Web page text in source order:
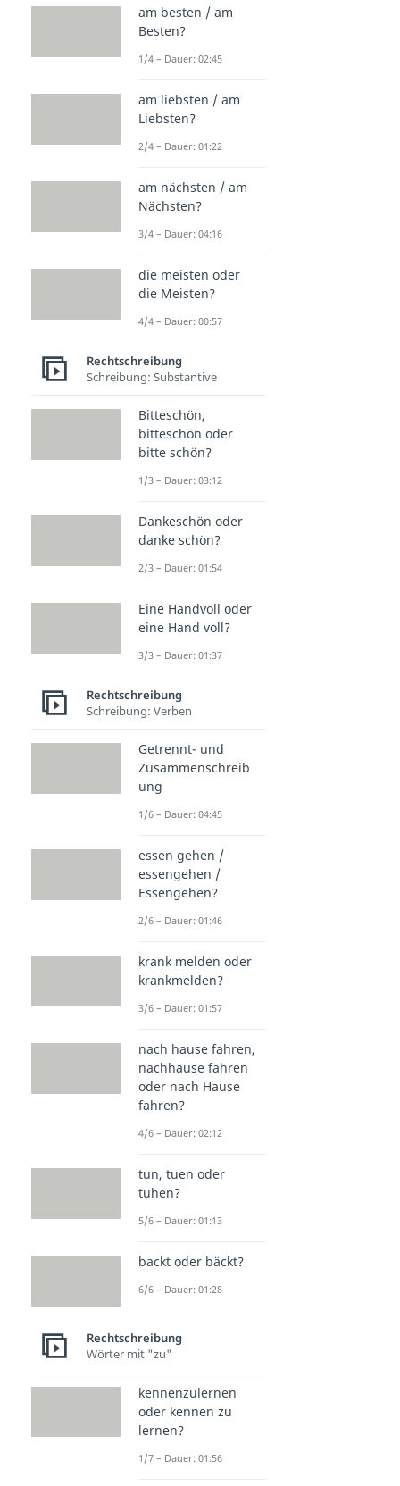
am besten / am
Besten?
1/4 – Dauer: 02:45
am liebsten / am
Liebsten?
2/4 – Dauer: 01:22
am nächsten / am
Nächsten?
3/4 – Dauer: 04:16
die meisten oder
die Meisten?
4/4 – Dauer: 00:57
Rechtschreibung
Schreibung: Substantive
Bitteschön,
bitteschön oder
bitte schön?
1/3 – Dauer: 03:12
Dankeschön oder
danke schön?
2/3 – Dauer: 01:54
Eine Handvoll oder
eine Hand voll?
3/3 – Dauer: 01:37
Rechtschreibung
Schreibung: Verben
Getrennt- und
Zusammenschreib
ung
1/6 – Dauer: 04:45
essen gehen /
essengehen /
Essengehen?
2/6 – Dauer: 01:46
krank melden oder
krankmelden?
3/6 – Dauer: 01:57
nach hause fahren,
nachhause fahren
oder nach Hause
fahren?
4/6 – Dauer: 02:12
tun, tuen oder
tuhen?
5/6 – Dauer: 01:13
backt oder bäckt?
6/6 – Dauer: 01:28
Rechtschreibung
Wörter mit "zu"
kennenzulernen
oder kennen zu
lernen?
1/7 – Dauer: 01:56